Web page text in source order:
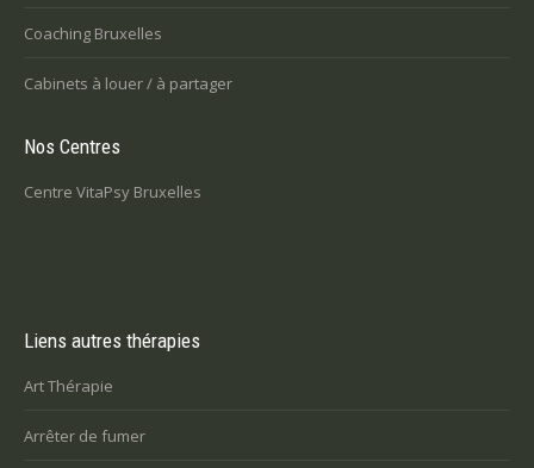
Coaching Bruxelles
Cabinets à louer / à partager
Nos Centres
Centre VitaPsy Bruxelles
Liens autres thérapies
Art Thérapie
Arrêter de fumer